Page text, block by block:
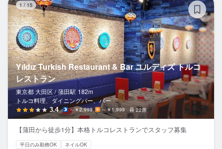
1 / 15
Yıldız Turkish Restaurant & Bar ユルディズ トルコ
レストラン
東京都 大田区 / 蒲田駅 182m
トルコ料理、ダイニングバー、バー
3.4 ～￥2,999 ～￥1,999 22席
【蒲田から徒歩1分】本格トルコレストランでスタッフ募集
平日のみ勤務OK ネイルOK